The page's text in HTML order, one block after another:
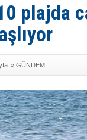
plajda
» GÜNDEM